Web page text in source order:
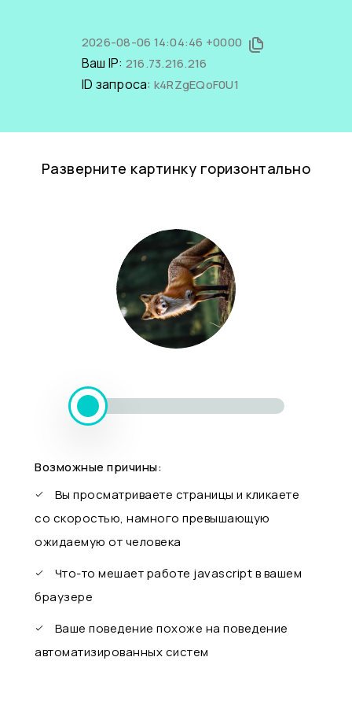
2026-08-06 14:04:46 +0000
Ваш IP: 216.73.216.216
ID запроса: k4RZgEQoF0U1
Разверните картинку горизонтально
Возможные причины:
Вы просматриваете страницы и кликаете
со скоростью, намного превышающую
ожидаемую от человека
Что-то мешает работе javascript в вашем
браузере
Ваше поведение похоже на поведение
автоматизированных систем